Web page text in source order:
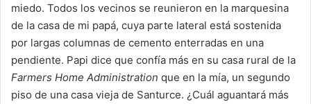
miedo. Todos los vecinos se reunieron en la marquesina
de la casa de mi papá, cuya parte lateral está sostenida
por largas columnas de cemento enterradas en una
pendiente. Papi dice que confía más en su casa rural de la
Farmers Home Administration que en la mía, un segundo
piso de una casa vieja de Santurce. ¿Cuál aguantará más